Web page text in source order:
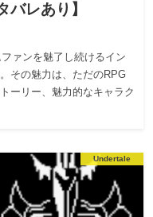
バレあり】
ァンを魅了し続けるイン
その魅力は、ただのRPG
ーリー、魅力的なキャラク
Undertale